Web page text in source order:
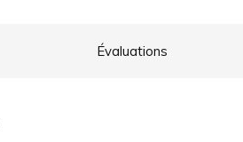
Évaluations